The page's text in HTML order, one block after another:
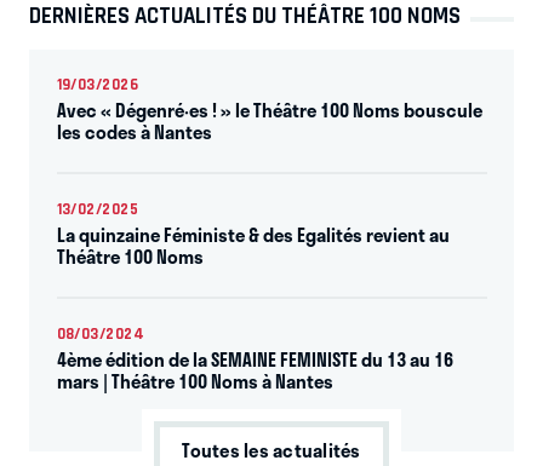
DERNIÈRES ACTUALITÉS DU THÉÂTRE 100 NOMS
19/03/2026
Avec « Dégenré·es ! » le Théâtre 100 Noms bouscule
les codes à Nantes
13/02/2025
La quinzaine Féministe & des Egalités revient au
Théâtre 100 Noms
08/03/2024
4ème édition de la SEMAINE FEMINISTE du 13 au 16
mars | Théâtre 100 Noms à Nantes
Toutes les actualités